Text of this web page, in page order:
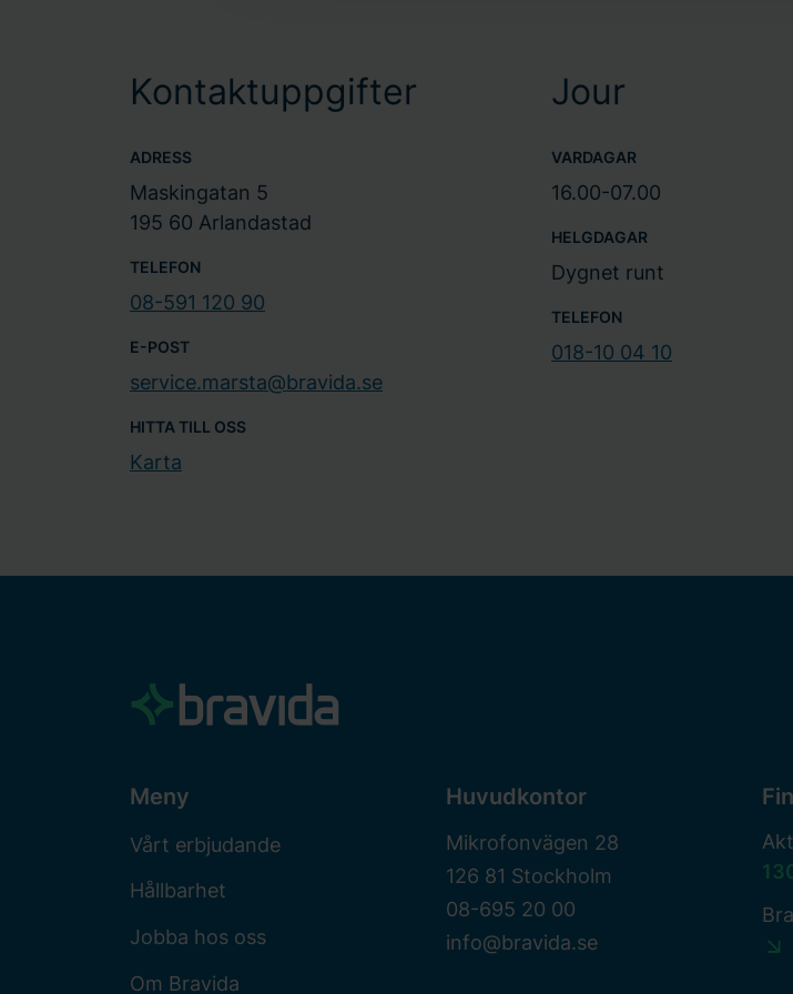
Kontaktuppgifter
ADRESS
Maskingatan 5
195 60 Arlandastad
TELEFON
08-591 120 90
E-POST
service.marsta@bravida.se
HITTA TILL OSS
Karta
Jour
VARDAGAR
16.00-07.00
HELGDAGAR
Dygnet runt
TELEFON
018-10 04 10
Meny
Vårt erbjudande
Hållbarhet
Jobba hos oss
Om Bravida
Huvudkontor
Mikrofonvägen 28
126 81 Stockholm
08-695 20 00
info@bravida.se